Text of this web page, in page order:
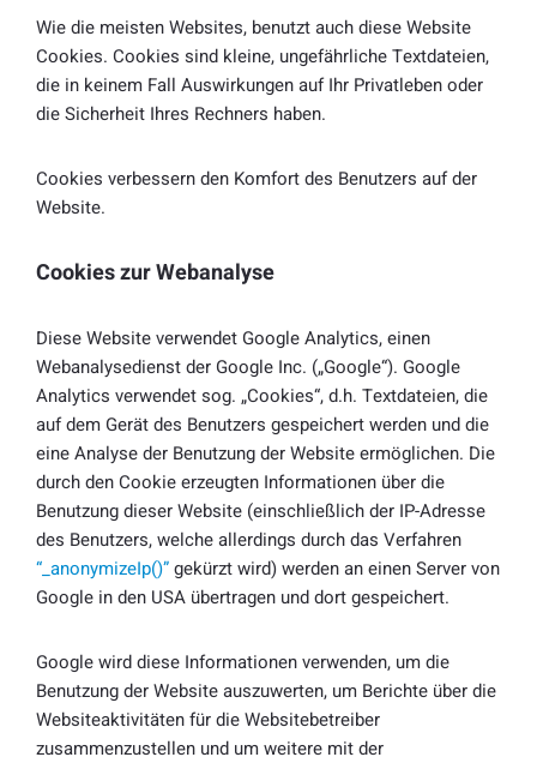
Wie die meisten Websites, benutzt auch diese Website
Cookies. Cookies sind kleine, ungefährliche Textdateien,
die in keinem Fall Auswirkungen auf Ihr Privatleben oder
die Sicherheit Ihres Rechners haben.
Cookies verbessern den Komfort des Benutzers auf der
Website.
Cookies zur Webanalyse
Diese Website verwendet Google Analytics, einen
Webanalysedienst der Google Inc. („Google“). Google
Analytics verwendet sog. „Cookies“, d.h. Textdateien, die
auf dem Gerät des Benutzers gespeichert werden und die
eine Analyse der Benutzung der Website ermöglichen. Die
durch den Cookie erzeugten Informationen über die
Benutzung dieser Website (einschließlich der IP-Adresse
des Benutzers, welche allerdings durch das Verfahren
“_anonymizeIp()”gekürzt wird) werden an einen Server von
Google in den USA übertragen und dort gespeichert.
Google wird diese Informationen verwenden, um die
Benutzung der Website auszuwerten, um Berichte über die
Websiteaktivitäten für die Websitebetreiber
zusammenzustellen und um weitere mit der